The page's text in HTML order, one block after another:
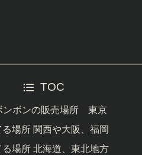
TOC
ンボンの販売場所 東京
場所 関西や大阪、福岡
場所 北海道、東北地方